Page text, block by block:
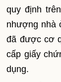
quy định
nhượng nhà
đã được cơ
cấp giấy
dụng.